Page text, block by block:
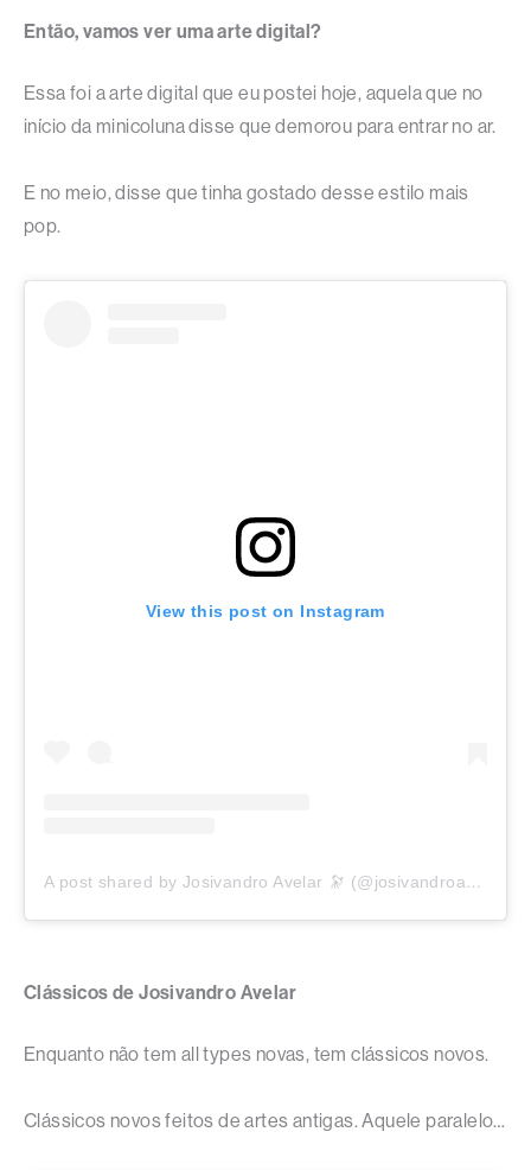
Então, vamos ver uma arte digital?
Essa foi a arte digital que eu postei hoje, aquela que no
início da minicoluna disse que demorou para entrar no ar.
E no meio, disse que tinha gostado desse estilo mais
pop.
View this post on Instagram
A post shared by Josivandro Avelar 🔭 (@josivandroavelar)
Clássicos de Josivandro Avelar
Enquanto não tem all types novas, tem clássicos novos.
Clássicos novos feitos de artes antigas. Aquele paralelo…